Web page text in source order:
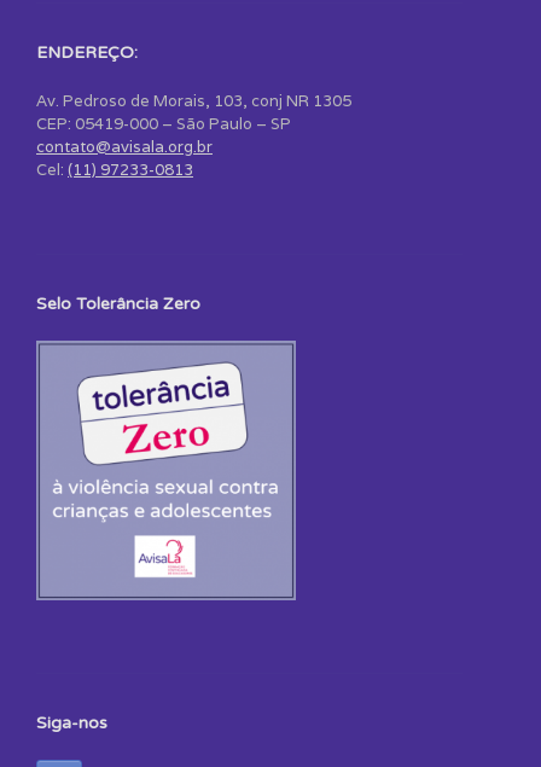
ENDEREÇO:
Av. Pedroso de Morais, 103, conj NR 1305
CEP: 05419-000 – São Paulo – SP
contato@avisala.org.br
Cel: (11) 97233-0813
Selo Tolerância Zero
Siga-nos